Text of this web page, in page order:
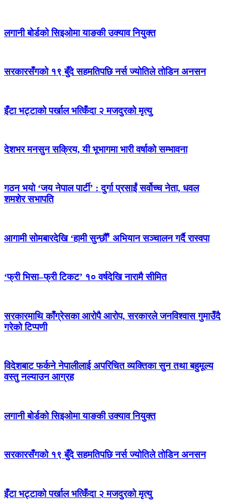
लगानी बोर्डको सिइओमा याङकी उक्याव नियुक्त
सरकारसँगको १९ बुँदे सहमतिपछि नर्स ज्योतिले तोडिन अनसन
इँटा भट्टाको पर्खाल भत्किँदा २ मजदुरको मृत्यु
देशभर मनसुन सक्रिय, यी भूभागमा भारी वर्षाको सम्भावना
गठन भयो ‘जय नेपाल पार्टी’ : दुर्गा प्रसाईं सर्वोच्च नेता, धवल
शमशेर सभापति
आगामी सोमबारदेखि ‘हामी सुन्छौँ’ अभियान सञ्चालन गर्दै रास्वपा
‘फ्री भिसा–फ्री टिकट’ १० वर्षदेखि नारामै सीमित
सरकारमाथि काँग्रेसका आरोपै आरोप, सरकारले जनविश्वास गुमाउँदै
गरेको टिप्पणी
विदेशबाट फर्कने नेपालीलाई अपरिचित व्यक्तिका सुन तथा बहुमूल्य
वस्तु नल्याउन आग्रह
लगानी बोर्डको सिइओमा याङकी उक्याव नियुक्त
सरकारसँगको १९ बुँदे सहमतिपछि नर्स ज्योतिले तोडिन अनसन
इँटा भट्टाको पर्खाल भत्किँदा २ मजदुरको मृत्यु